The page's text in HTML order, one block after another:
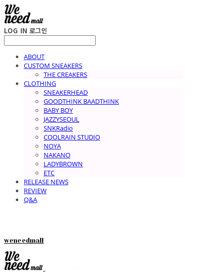
LOG IN 로그인
ABOUT
CUSTOM SNEAKERS
THE CREAKERS
CLOTHING
SNEAKERHEAD
GOODTHINK BAADTHINK
BABY BOY
JAZZYSEOUL
SNKRadio
COOLRAIN STUDIO
NOYA
NAKANO
LADYBROWN
ETC
RELEASE NEWS
REVIEW
Q&A
weneedmall